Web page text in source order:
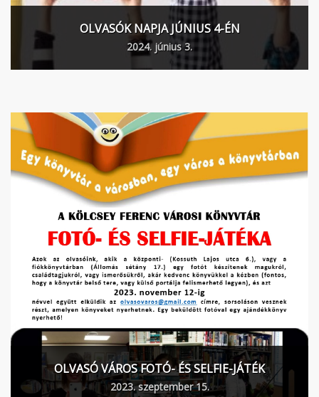
OLVASÓK NAPJA JÚNIUS 4-ÉN
2024. június 3.
OLVASÓ VÁROS FOTÓ- ÉS SELFIE-JÁTÉK
2023. szeptember 15.